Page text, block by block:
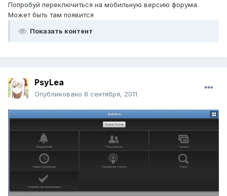
Попробуй переключиться на мобильную версию форума.
Может быть там появится
Показать контент
PsyLea
Опубликовано 8 сентября, 2011